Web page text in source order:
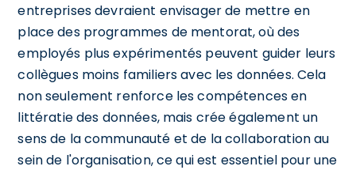
entreprises devraient envisager de mettre en
place des programmes de mentorat, où des
employés plus expérimentés peuvent guider leurs
collègues moins familiers avec les données. Cela
non seulement renforce les compétences en
littératie des données, mais crée également un
sens de la communauté et de la collaboration au
sein de l'organisation, ce qui est essentiel pour une